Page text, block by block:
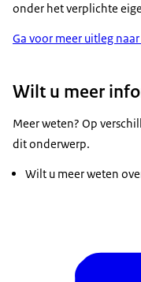
onder het verplichte
Ga voor meer uitleg
Wilt u meer
Meer weten? Op
dit onderwerp.
Wilt u meer weten